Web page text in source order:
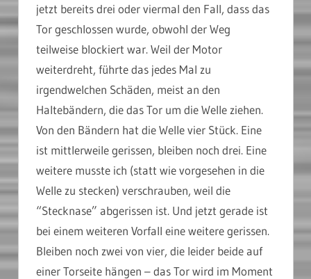
jetzt bereits drei oder viermal den Fall, dass das
Tor geschlossen wurde, obwohl der Weg
teilweise blockiert war. Weil der Motor
weiterdreht, führte das jedes Mal zu
irgendwelchen Schäden, meist an den
Haltebändern, die das Tor um die Welle ziehen.
Von den Bändern hat die Welle vier Stück. Eine
ist mittlerweile gerissen, bleiben noch drei. Eine
weitere musste ich (statt wie vorgesehen in die
Welle zu stecken) verschrauben, weil die
“Stecknase” abgerissen ist. Und jetzt gerade ist
bei einem weiteren Vorfall eine weitere gerissen.
Bleiben noch zwei von vier, die leider beide auf
einer Torseite hängen – das Tor wird im Moment